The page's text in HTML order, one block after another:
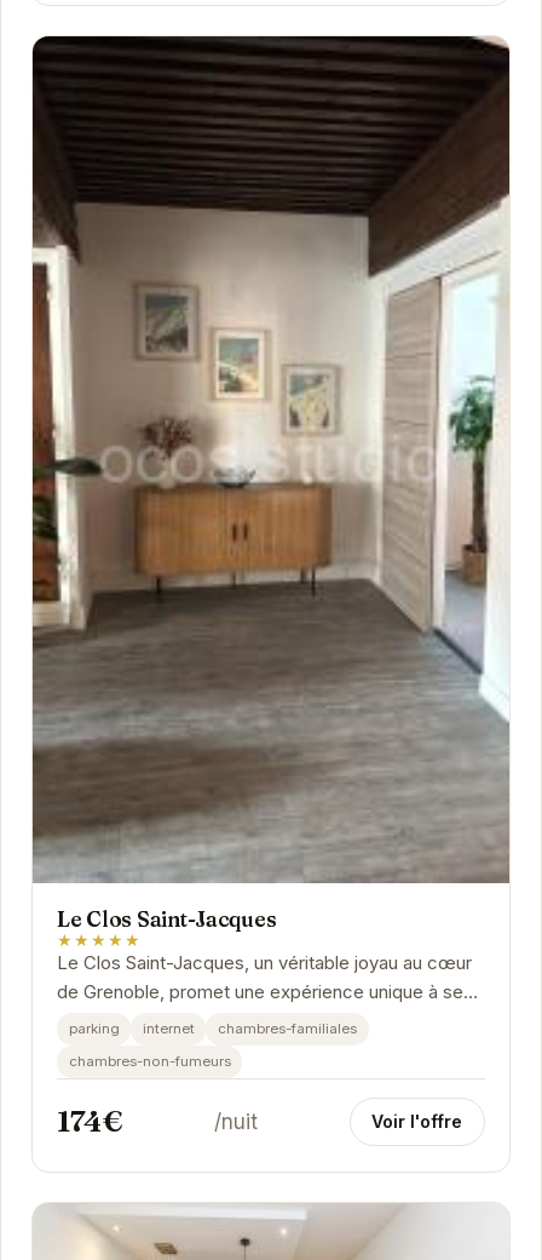
Le Clos Saint-Jacques
★★★★★
Le Clos Saint-Jacques, un véritable joyau au cœur
de Grenoble, promet une expérience unique à ses
hôtes. Son emplacement privilégié en fait le...
parking internet
chambres-familiales
chambres-non-fumeurs
174€ /nuit Voir l'offre